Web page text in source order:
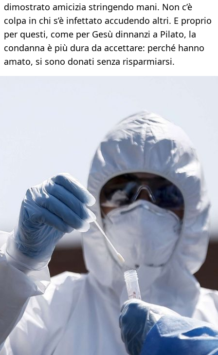
dimostrato amicizia stringendo mani. Non c’è
colpa in chi s’è infettato accudendo altri. E proprio
per questi, come per Gesù dinnanzi a Pilato, la
condanna è più dura da accettare: perché hanno
amato, si sono donati senza risparmiarsi.